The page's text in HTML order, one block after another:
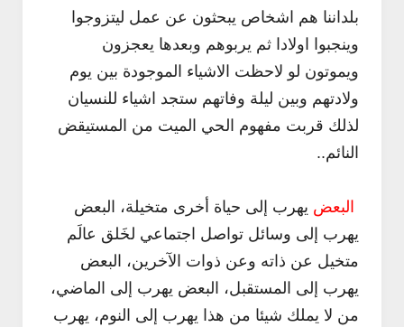
تضبط دوزان أو أوتار الجيتار
Abdelkadir Basti
فنون
كيف تضبط دوزان او أوتار آلة العود
Apr 12 2017
Abdelkadir Basti
بلداننا هم اشخاص يبحثون عن عمل ليتزوجوا
وينجبوا اولادا ثم يربوهم وبعدها يعجزون
ويموتون لو لاحظت الاشياء الموجودة بين يوم
ولادتهم وبين ليلة وفاتهم ستجد اشياء للنسيان
لذلك قربت مفهوم الحي الميت من المستيقض
النائم..
البعض يهرب إلى حياة أخرى متخيلة، البعض
يهرب إلى وسائل تواصل اجتماعي لخَلق عالَم
متخيل عن ذاته وعن ذوات الآخرين، البعض
يهرب إلى المستقبل، البعض يهرب إلى الماضي،
من لا يملك شيئا من هذا يهرب إلى النوم، يهرب